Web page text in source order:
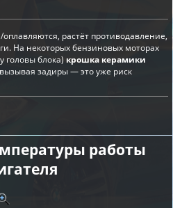
растёт противодавление,
На некоторых бензиновых моторах
головы блока) крошка керамики
задиры — это уже риск
работы